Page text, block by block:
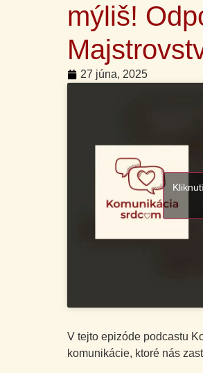
mýliš!
27 júna, 2025
V tejto epizóde podcastu
komunikácie, ktoré nás